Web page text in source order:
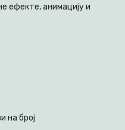
ефекте, анимацију и
на број